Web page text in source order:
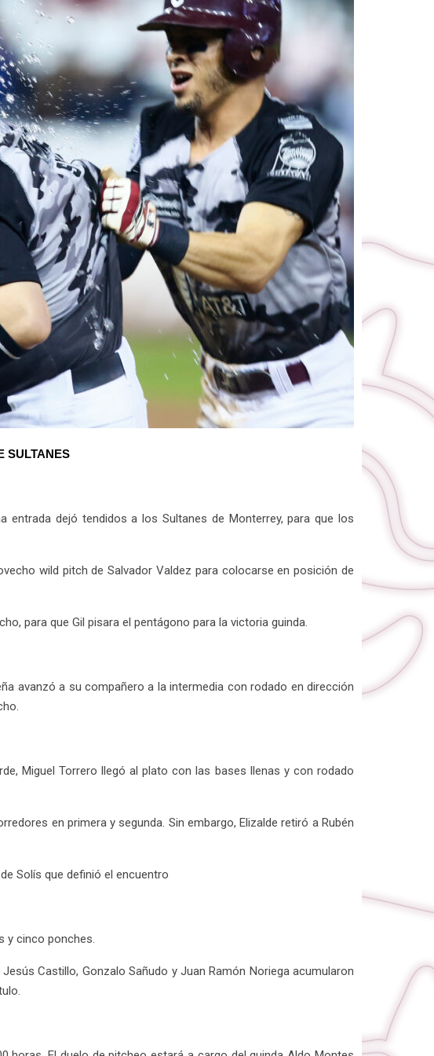
SULTANES
entrada dejó tendidos a los Sultanes de Monterrey, para que los
wild pitch de Salvador Valdez para colocarse en posición de
para que Gil pisara el pentágono para la victoria guinda.
avanzó a su compañero a la intermedia con rodado en dirección
Miguel Torrero llegó al plato con las bases llenas y con rodado
en primera y segunda. Sin embargo, Elizalde retiró a Rubén
Solís que definió el encuentro
y cinco ponches.
Castillo, Gonzalo Sañudo y Juan Ramón Noriega acumularon